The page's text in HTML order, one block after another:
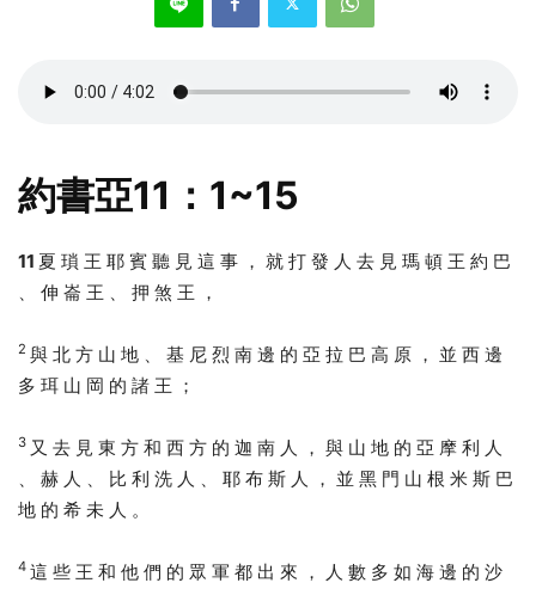
約書亞11：1~15
11 夏 瑣 王 耶 賓 聽 見 這 事 ， 就 打 發 人 去 見 瑪 頓 王 約 巴
、 伸 崙 王 、 押 煞 王 ，
2 與 北 方 山 地 、 基 尼 烈 南 邊 的 亞 拉 巴 高 原 ， 並 西 邊
多 珥 山 岡 的 諸 王 ；
3 又 去 見 東 方 和 西 方 的 迦 南 人 ， 與 山 地 的 亞 摩 利 人
、 赫 人 、 比 利 洗 人 、 耶 布 斯 人 ， 並 黑 門 山 根 米 斯 巴
地 的 希 未 人 。
4 這 些 王 和 他 們 的 眾 軍 都 出 來 ， 人 數 多 如 海 邊 的 沙